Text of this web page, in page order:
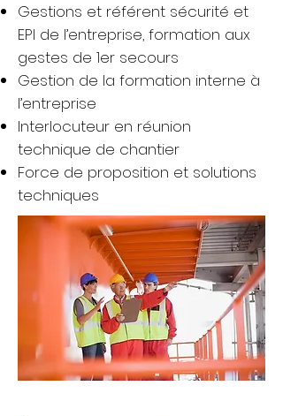
Gestions et référent sécurité et
EPI de l’entreprise, formation aux
gestes de 1er secours
Gestion de la formation interne à
l’entreprise
Interlocuteur en réunion
technique de chantier
Force de proposition et solutions
techniques